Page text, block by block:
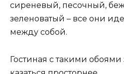
сиреневый, песочный,
зеленоватый – все они
между собой.
Гостиная с такими обоями